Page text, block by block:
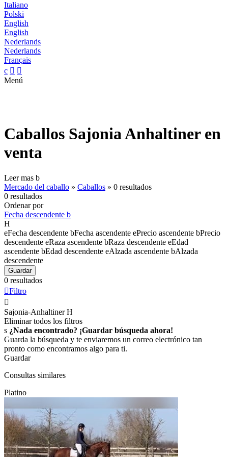
Italiano
Polski
English
English
Nederlands
Nederlands
Français
c  
Menú
Caballos Sajonia Anhaltiner en
venta
Leer mas b
Mercado del caballo » Caballos » 0 resultados
0 resultados
Ordenar por
Fecha descendente b
H
eFecha descendente bFecha ascendente ePrecio ascendente bPrecio
descendente eRaza ascendente bRaza descendente eEdad
ascendente bEdad descendente eAlzada ascendente bAlzada
descendente
Guardar
0 resultados
Filtro

Sajonia-Anhaltiner H
Eliminar todos los filtros
s ¿Nada encontrado? ¡Guardar búsqueda ahora!
Guarda la búsqueda y te enviaremos un correo electrónico tan
pronto como encontramos algo para ti.
Guardar
Consultas similares
Platino